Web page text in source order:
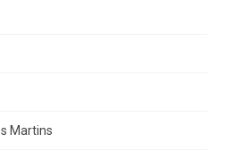
Martins